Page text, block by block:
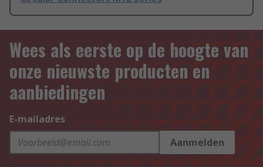
Wees als eerste op de hoogte van
onze nieuwste producten en
aanbiedingen
E-mailadres
Aanmelden